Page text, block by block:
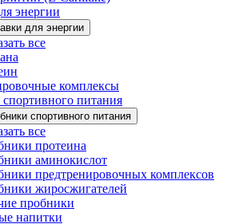
энергии
для энергии
все
комплексы
питания
спортивного питания
все
протеина
аминокислот
предтренировочных комплексов
жиросжигателей
пробники
напитки